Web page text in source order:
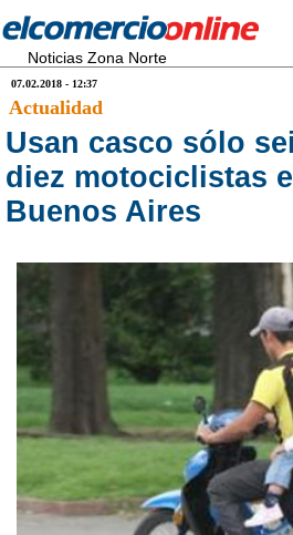
Noticias Zona Norte
07.02.2018 - 12:37
Actualidad
Usan casco sólo
diez motociclistas
Buenos Aires